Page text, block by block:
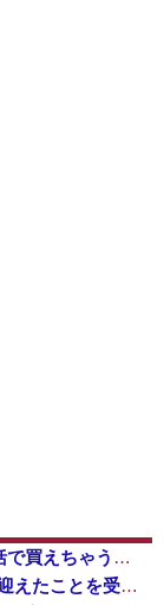
インフルエンサー「20歳でアルファード一括で買えちゃう私って素敵」
（ ´_ゝ`）中国、広島原爆投下から８１年を迎えたことを受け「日本は原爆被害者の立場で同情を買おうとするのを止めろ」